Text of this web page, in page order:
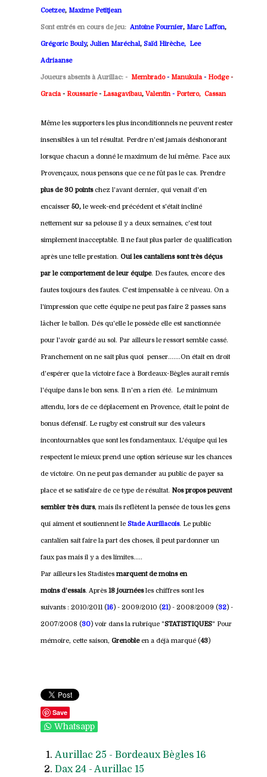
Coetzee, Maxime Petitjean
Sont entrés en cours de jeu: Antoine Fournier, Marc Laffon,
Grégoric Bouly, Julien Maréchal, Saïd Hirèche, Lee
Adriaanse
Joueurs absents à Aurillac: - Membrado- Manukula- Hodge-
Gracia - Roussarie- Lasagavibau, Valentin- Portero, Cassan
Même les supporters les plus inconditionnels ne peuvent rester
insensibles à un tel résultat. Perdre n'est jamais déshonorant
lorsque chacun a donné le maximum de lui même. Face aux
Provençaux, nous pensons que ce ne fût pas le cas. Prendre
plus de 30 pointschez l'avant dernier, qui venait d'en
encaisser 50, le week-end précédent et s'était incliné
nettement sur sa pelouse il y a deux semaines, c'est tout
simplement inacceptable. Il ne faut plus parler de qualification
après une telle prestation. Oui les cantaliens sont très déçus
par le comportement de leur équipe. Des fautes, encore des
fautes toujours des fautes. C'est impensable à ce niveau. On a
l'impression que cette équipe ne peut pas faire 2 passes sans
lâcher le ballon. Dés qu'elle le possède elle est sanctionnée
pour l'avoir gardé au sol. Par ailleurs le ressort semble cassé.
Franchement on ne sait plus quoi penser.......On était en droit
d'espérer que la victoire face à Bordeaux-Bègles aurait remis
l'équipe dans le bon sens. Il n'en a rien été. Le minimum
attendu, lors de ce déplacement en Provence, était le point de
bonus défensif. Le rugby est construit sur des valeurs
incontournables que sont les fondamentaux. L'équipe qui les
respectent le mieux prend une option sérieuse sur les chances
de victoire. On ne peut pas demander au public de payer sa
place et se satisfaire de ce type de résultat. Nos propos peuvent
sembler très durs, mais ils reflètent la pensée de tous les gens
qui aiment et soutiennent le Stade Aurillacois. Le public
cantalien sait faire la part des choses, il peut pardonner un
faux pas mais il y a des limites.....
Par ailleurs les Stadistes marquent de moins en
moins d'essais. Après 18 journéesles chiffres sont les
suivants : 2010/2011 (16) - 2009/2010 (21) - 2008/2009 (32) -
2007/2008 (30) voir dans la rubrique "STATISTIQUES" Pour
mémoire, cette saison, Grenobleen a déjà marqué (43)
Save
Whatsapp
Aurillac 25 - Bordeaux Bègles 16
Dax 24 - Aurillac 15